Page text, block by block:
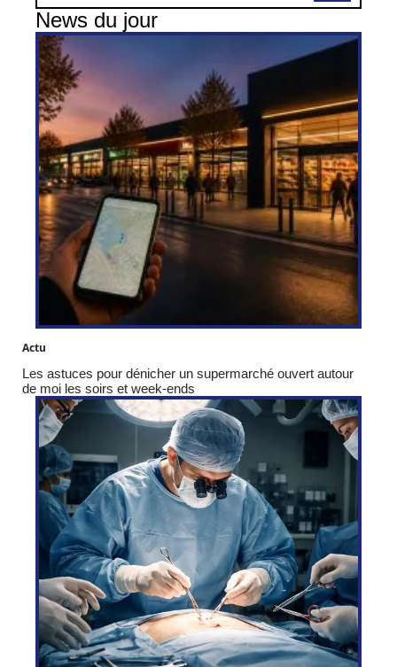
News du jour
Actu
Les astuces pour dénicher un supermarché ouvert autour
de moi les soirs et week-ends